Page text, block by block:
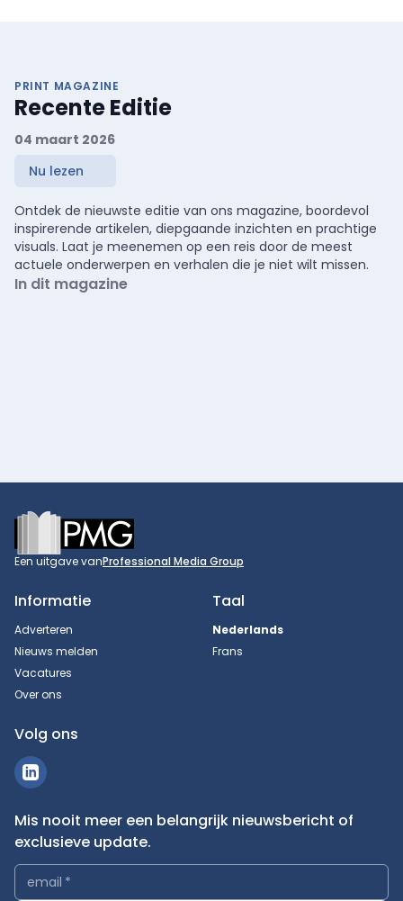
PRINT MAGAZINE
Recente Editie
04 maart 2026
Nu lezen
Ontdek de nieuwste editie van ons magazine, boordevol
inspirerende artikelen, diepgaande inzichten en prachtige
visuals. Laat je meenemen op een reis door de meest
actuele onderwerpen en verhalen die je niet wilt missen.
In dit magazine
Footer
Een uitgave vanProfessional Media Group
Informatie
Adverteren
Nieuws melden
Vacatures
Over ons
Taal
Nederlands
Frans
Volg ons
Mis nooit meer een belangrijk nieuwsbericht of
exclusieve update.
email *